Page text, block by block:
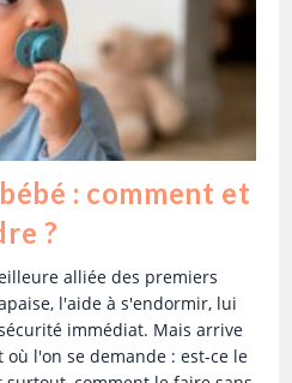
: comment et
?
alliée des premiers
l'aide à s'endormir, lui
immédiat. Mais arrive
l'on se demande : est-ce le